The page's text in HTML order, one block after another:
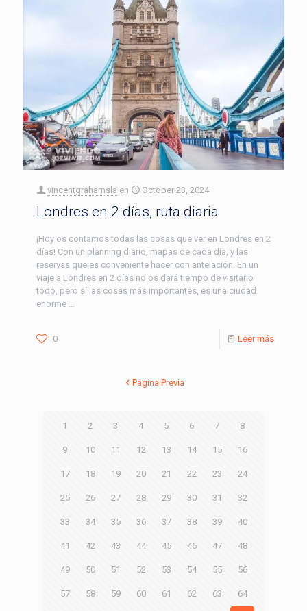
vincentgrahamsla en October 23, 2024
Londres en 2 días, ruta diaria
¡Hoy os contamos todas las cosas que ver en Londres en 2
días! Con un planning diario, mapas de cada día, y las
reservas que es conveniente hacer con antelación. En un
viaje a Londres en 2 días no os dará tiempo de visitarlo
todo, pero sí las cosas más importantes, es una ciudad
enorme …
0 Leer más
Página Previa
1 2 3 4 5 6 7 8
9 10 11 12 13 14 15 16
17 18 19 20 21 22 23 24
25 26 27 28 29 30 31 32
33 34 35 36 37 38 39 40
41 42 43 44 45 46 47 48
49 50 51 52 53 54 55 56
57 58 59 60 61 62 63 64